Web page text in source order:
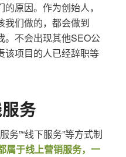
原因。作为创始人，
我们做的，都会做到
。不会出现其他SEO公
该项目的人已经辞职等
务
务”“线下服务”等方式制
属于线上营销服务，一